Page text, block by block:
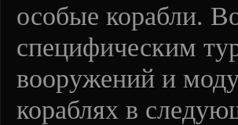
особые корабли.
специфическим
вооружений и
кораблях в